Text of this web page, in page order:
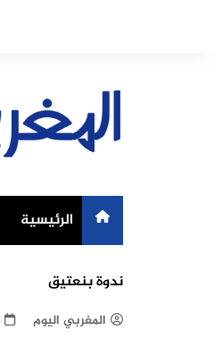
الرئيسية
ندوة بنعتيق
المغربي اليوم